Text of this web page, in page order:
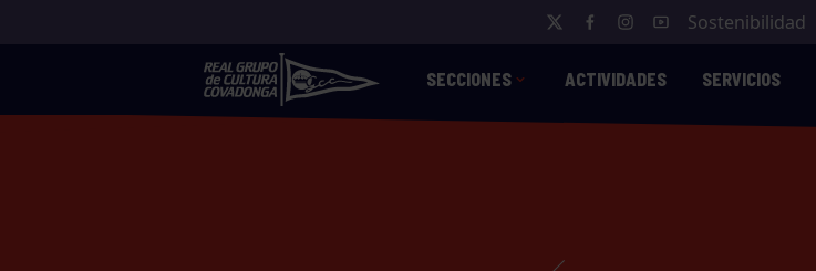
Sostenibilidad
SECCIONES ACTIVIDADES SERVICIOS